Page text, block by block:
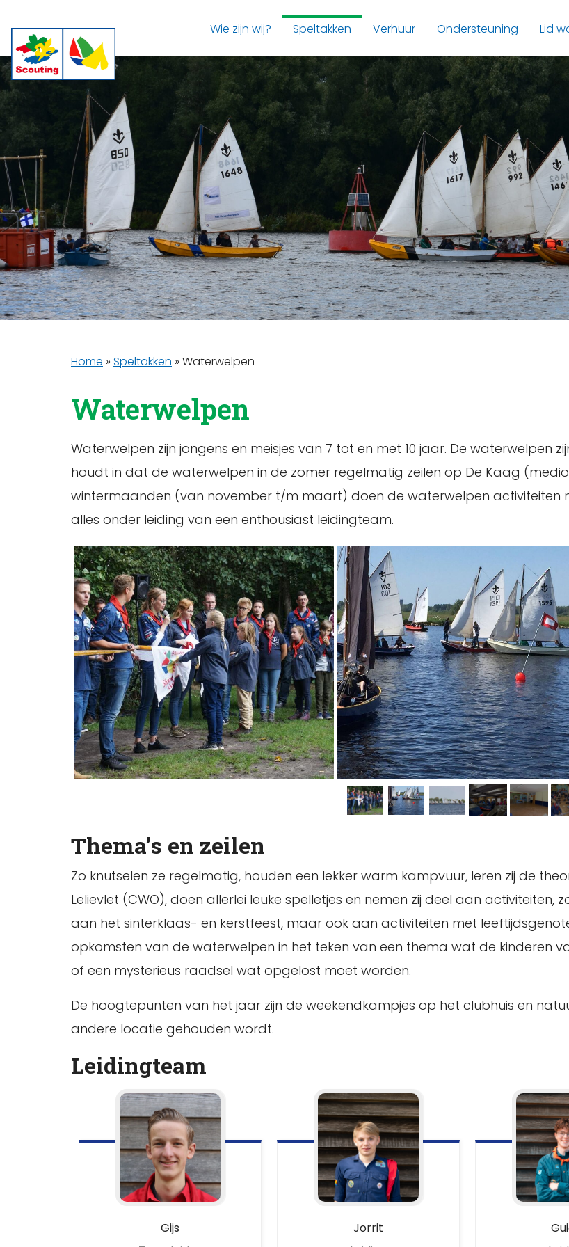
Wie zijn wij? Speltakken Verhuur Ondersteuning Lid
Home » Speltakken » Waterwelpen
Waterwelpen
Waterwelpen zijn jongens en meisjes van 7 tot en met 10 jaar. De waterwelpen
houdt in dat de waterwelpen in de zomer regelmatig zeilen op De Kaag
wintermaanden (van november t/m maart) doen de waterwelpen activiteiten
alles onder leiding van een enthousiast leidingteam.
Thema’s en zeilen
Zo knutselen ze regelmatig, houden een lekker warm kampvuur, leren zij de
Lelievlet (CWO), doen allerlei leuke spelletjes en nemen zij deel aan activiteiten,
aan het sinterklaas- en kerstfeest, maar ook aan activiteiten met
opkomsten van de waterwelpen in het teken van een thema wat de kinderen
of een mysterieus raadsel wat opgelost moet worden.
De hoogtepunten van het jaar zijn de weekendkampjes op het clubhuis en
andere locatie gehouden wordt.
Leidingteam
Gijs
Jorrit